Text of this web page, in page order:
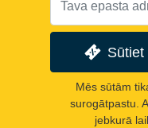
Sūtiet
Mēs sūtām
surogātpastu.
jebkurā